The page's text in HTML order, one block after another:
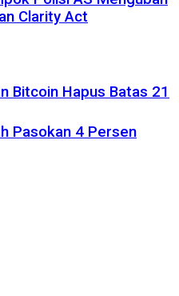
Bitcoin Hapus Batas 21
Pasokan 4 Persen
Clarity Act